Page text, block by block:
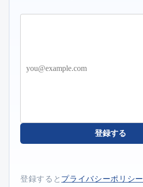
登録する
登録すると プライバシーポリシー